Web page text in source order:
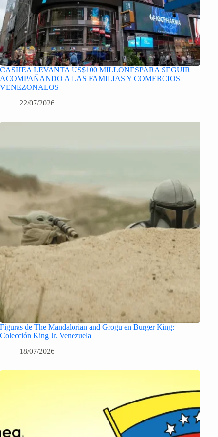
CASHEA LEVANTA US$100 MILLONESPARA SEGUIR
ACOMPAÑANDO A LAS FAMILIAS Y COMERCIOS
VENEZONALOS
22/07/2026
Figuras de The Mandalorian and Grogu en Burger King:
Colección King Jr. Venezuela
18/07/2026